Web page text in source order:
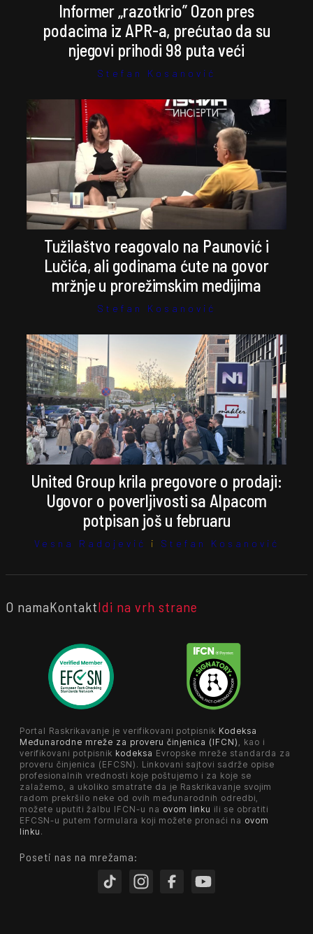
Informer „razotkrio” Ozon pres
podacima iz APR-a, prećutao da su
njegovi prihodi 98 puta veći
Stefan Kosanović
Tužilaštvo reagovalo na Paunović i
Lučića, ali godinama ćute na govor
mržnje u prorežimskim medijima
Stefan Kosanović
United Group krila pregovore o prodaji:
Ugovor o poverljivosti sa Alpacom
potpisan još u februaru
Vesna Radojević i Stefan Kosanović
O namaKontaktIdi na vrh strane
Portal Raskrikavanje je verifikovani potpisnik Kodeksa
Međunarodne mreže za proveru činjenica (IFCN) , kao i
verifikovani potpisnik kodeksa Evropske mreže standarda za
proveru činjenica (EFCSN). Linkovani sajtovi sadrže opise
profesionalnih vrednosti koje poštujemo i za koje se
zalažemo, a ukoliko smatrate da je Raskrikavanje svojim
radom prekršilo neke od ovih međunarodnih odredbi,
možete uputiti žalbu IFCN-u na ovom linku ili se obratiti
EFCSN-u putem formulara koji možete pronaći na ovom
linku .
Poseti nas na mrežama: